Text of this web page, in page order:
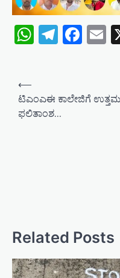
WhatsApp
g
a
t
⟵
ಟಿಎಂಎಈ ಕಾಲೇಜಿಗೆ ಉತ್ತಮ
‌ಫಲಿತಾಂಶ…
Related Posts